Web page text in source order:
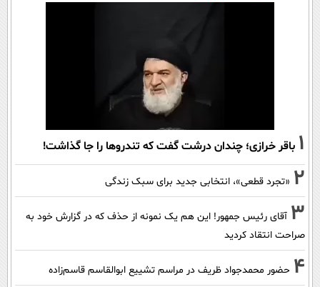
1 باقر خرازی؛ چندان درشت گفت که تندروها را جا گذاشت!
2 «تجرد قطعی»، انتخابی جدید برای سبک زندگی
3 آقای رئیس جمهور! این هم یک نمونه از حذف که در گزارش خود به
صراحت انتقاد کردید
4 حضور محمدجواد ظریف در مراسم تشییع ابوالقاسم قاسم‌زاده